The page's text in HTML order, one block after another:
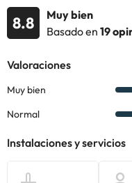
8.8
Muy bien
Basado en 19